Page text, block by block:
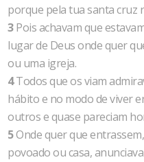
porque pela tua santa cruz
3Pois achavam que
lugar de Deus onde quer
ou uma igreja.
4Todos que os viam
hábito e no modo de viver
outros e quase pareciam
5Onde quer que
povoado ou casa,